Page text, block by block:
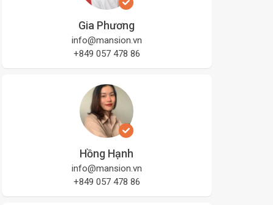
Gia Phương
info@mansion.vn
+849 057 478 86
Hồng Hạnh
info@mansion.vn
+849 057 478 86